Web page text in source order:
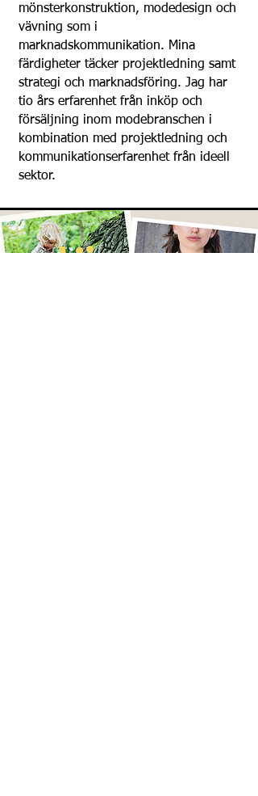
I min värld ska kläder hålla länge och
kännas bra att ta på sig. Det betyder
att varje plagg som landar i min
garderob ska vara noga utvalt och
hålla länge. Mitt jobb är sammanflätat
med mitt intresse för mode och jag
använder den egna garderoben som
lab för att utveckla mitt eget textila
skapande.
mönsterkonstruktion, modedesign och
vävning som i
marknadskommunikation. Mina
färdigheter täcker projektledning samt
strategi och marknadsföring. Jag har
tio års erfarenhet från inköp och
försäljning inom modebranschen i
kombination med projektledning och
kommunikationserfarenhet från ideell
sektor.